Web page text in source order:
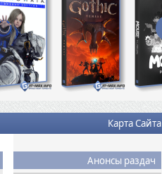
Карта Сайта
Анонсы раздач